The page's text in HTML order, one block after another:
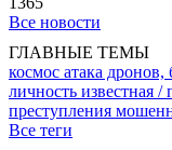
Все новости
ГЛАВНЫЕ ТЕМЫ
космос атака дронов,
личность известная /
преступления
Все теги